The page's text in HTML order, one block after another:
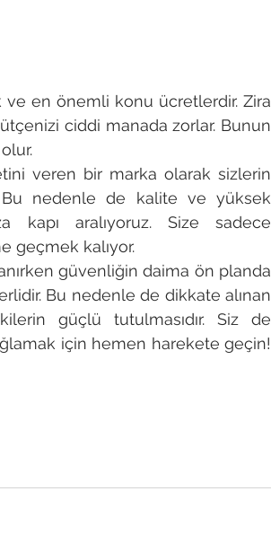
en önemli konu ücretlerdir. Zira
ciddi manada zorlar. Bunun
veren bir marka olarak sizlerin
Bu nedenle de kalite ve yüksek
kapı aralıyoruz. Size sadece
geçmek kalıyor.
güvenliğin daima ön planda
Bu nedenle de dikkate alınan
güçlü tutulmasıdır. Siz de
için hemen harekete geçin!